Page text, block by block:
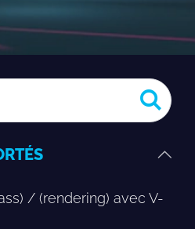
/ (rendering) avec V-